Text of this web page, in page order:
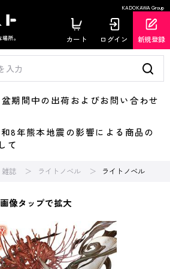
KADOKAWA Group
カート ログイン 新規登録
間中の出荷およびお問い合わせ
年熊本地震の影響による商品の
て
雑誌 ライトノベル ライトノベル
画像タップで拡大